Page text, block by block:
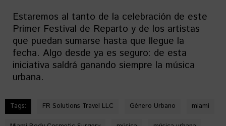
Estaremos al tanto de la celebración de este
Primer Festival de Reparto y de los artistas
que puedan sumarse hasta que llegue la
fecha. Algo desde ya es seguro: de esta
iniciativa saldrá ganando siempre la música
urbana.
Tags: FR Solutions Travel LLC Género Urbano miami